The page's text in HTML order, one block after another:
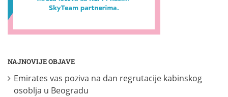
NAJNOVIJE OBJAVE
Emirates vas poziva na dan regrutacije kabinskog
osoblja u Beogradu